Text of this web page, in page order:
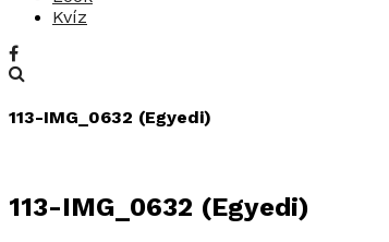
Kvíz
113-IMG_0632 (Egyedi)
113-IMG_0632 (Egyedi)